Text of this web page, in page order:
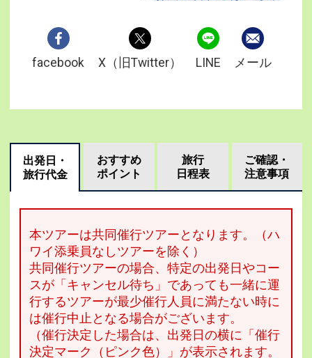
facebook X（旧Twitter） LINE メール
出発日・
旅行代金
おすすめ
ポイント
旅行
日程表
ご確認・
注意事項
本ツアーは共同催行ツアーとなります。（ハ
ワイ添乗員なしツアーを除く）
共同催行ツアーの場合、特定の出発日やコー
スが「キャンセル待ち」であっても一緒に運
行するツアーが最少催行人員に満たない時に
は催行中止となる場合がございます。
（催行決定した場合は、出発日の横に「催行
決定マーク（ピンク色）」が表示されます。